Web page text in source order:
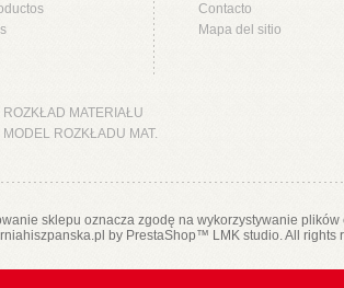
Contacto
Mapa del sitio
MATERIAŁU
ROZKŁADU MAT.
sklepu oznacza zgodę na wykorzystywanie
by PrestaShop™ LMK studio. All rights